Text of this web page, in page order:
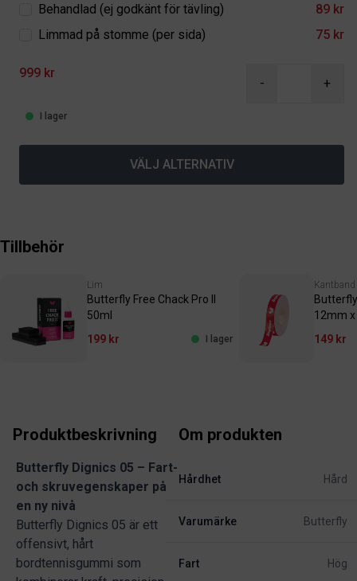
Behandlad (ej godkänt för tävling)
89 kr
Limmad på stomme (per sida)
75 kr
999 kr
- +
I lager
VÄLJ ALTERNATIV
Tillbehör
Lim
Butterfly Free Chack Pro II
50ml
199 kr
I lager
Kantband
12mm
149 kr
Produktbeskrivning
Butterfly Dignics 05 – Fart-
och skruvegenskaper på
en ny nivå
Butterfly Dignics 05 är ett
offensivt, hårt
bordtennisgummi som
Om produkten
Hårdhet Hård
Varumärke Butterfly
Fart Hög